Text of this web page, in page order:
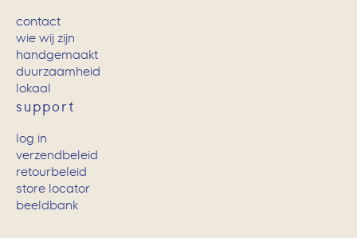
contact
wie wij zijn
handgemaakt
duurzaamheid
lokaal
support
log in
verzendbeleid
retourbeleid
store locator
beeldbank